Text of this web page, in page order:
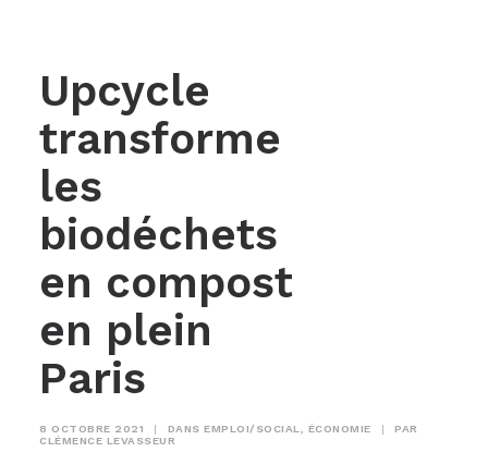
Upcycle
transforme
les
biodéchets
en compost
en plein
Paris
8 OCTOBRE 2021 | DANS EMPLOI/SOCIAL ÉCONOMIE |
PAR
CLÉMENCE LEVASSEUR